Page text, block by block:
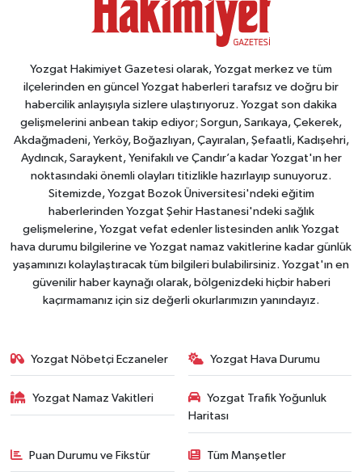
Yozgat Hakimiyet Gazetesi olarak, Yozgat merkez ve tüm
ilçelerinden en güncel Yozgat haberleri tarafsız ve doğru bir
habercilik anlayışıyla sizlere ulaştırıyoruz. Yozgat son dakika
gelişmelerini anbean takip ediyor; Sorgun, Sarıkaya, Çekerek,
Akdağmadeni, Yerköy, Boğazlıyan, Çayıralan, Şefaatli, Kadışehri,
Aydıncık, Saraykent, Yenifakılı ve Çandır’a kadar Yozgat'ın her
noktasındaki önemli olayları titizlikle hazırlayıp sunuyoruz.
Sitemizde, Yozgat Bozok Üniversitesi'ndeki eğitim
haberlerinden Yozgat Şehir Hastanesi'ndeki sağlık
gelişmelerine, Yozgat vefat edenler listesinden anlık Yozgat
hava durumu bilgilerine ve Yozgat namaz vakitlerine kadar günlük
yaşamınızı kolaylaştıracak tüm bilgileri bulabilirsiniz. Yozgat'ın en
güvenilir haber kaynağı olarak, bölgenizdeki hiçbir haberi
kaçırmamanız için siz değerli okurlarımızın yanındayız.
Yozgat Nöbetçi Eczaneler Yozgat Hava Durumu
Yozgat Namaz Vakitleri
Yozgat Trafik Yoğunluk
Haritası
Puan Durumu ve Fikstür Tüm Manşetler